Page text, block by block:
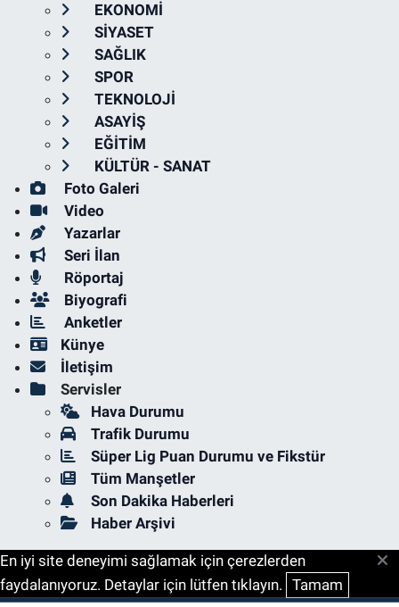
EKONOMİ
SİYASET
SAĞLIK
SPOR
TEKNOLOJİ
ASAYİŞ
EĞİTİM
KÜLTÜR - SANAT
Foto Galeri
Video
Yazarlar
Seri İlan
Röportaj
Biyografi
Anketler
Künye
İletişim
Servisler
Hava Durumu
Trafik Durumu
Süper Lig Puan Durumu ve Fikstür
Tüm Manşetler
Son Dakika Haberleri
Haber Arşivi
En iyi site deneyimi sağlamak için çerezlerden
faydalanıyoruz. Detaylar için lütfen tıklayın. Tamam